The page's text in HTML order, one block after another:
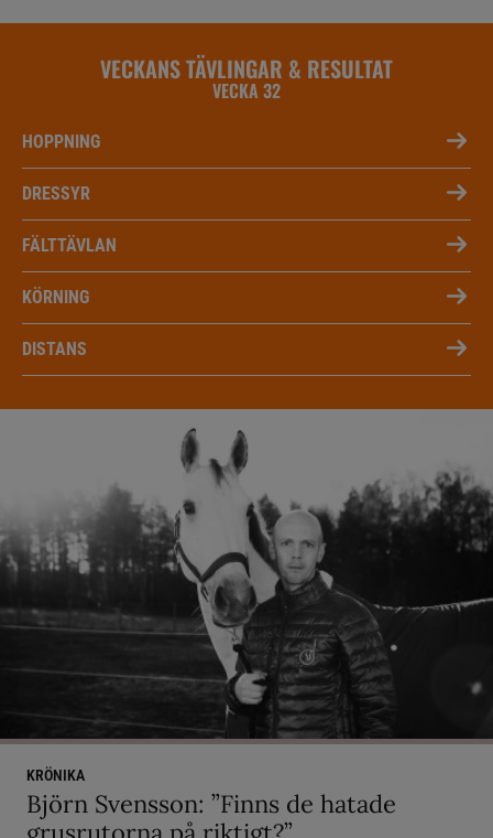
VECKANS TÄVLINGAR & RESULTAT
VECKA 32
HOPPNING
DRESSYR
FÄLTTÄVLAN
KÖRNING
DISTANS
KRÖNIKA
Björn Svensson: ”Finns de hatade